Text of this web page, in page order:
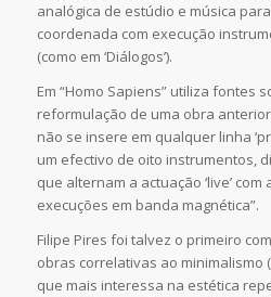
analógica de estúdio e música
coordenada com execução
(como em ‘Diálogos’).
Em “Homo Sapiens” utiliza fontes
reformulação de uma obra anterior.
não se insere em qualquer linha
um efectivo de oito instrumentos,
que alternam a actuação ‘live’
execuções em banda magnética”.
Filipe Pires foi talvez o primeiro
obras correlativas ao minimalismo
que mais interessa na estética